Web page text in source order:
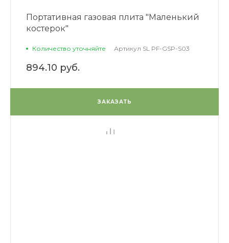
Портативная газовая плита "Маленький
костерок"
Количество уточняйте Артикул SL PF-GSP-S03
894.10 руб.
ЗАКАЗАТЬ